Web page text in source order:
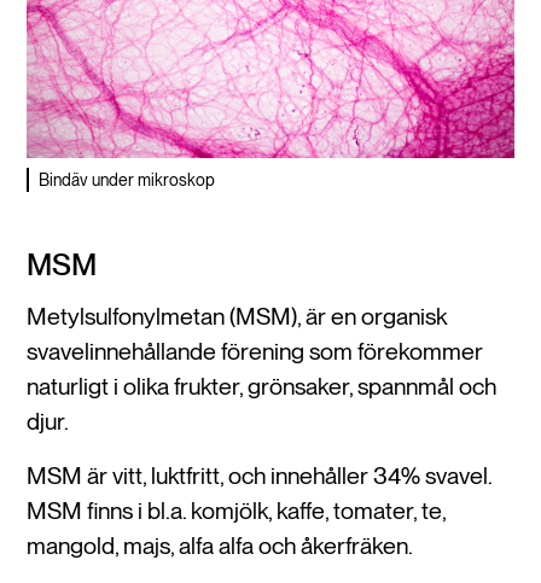
Bindäv under mikroskop
MSM
Metylsulfonylmetan (MSM), är en organisk
svavelinnehållande förening som förekommer
naturligt i olika frukter, grönsaker, spannmål och
djur.
MSM är vitt, luktfritt, och innehåller 34% svavel.
MSM finns i bl.a. komjölk, kaffe, tomater, te,
mangold, majs, alfa alfa och åkerfräken.